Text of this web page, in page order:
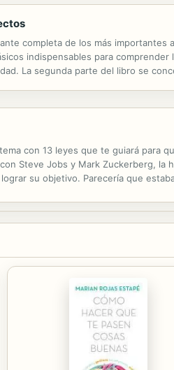
completa de los más
indispensables para
La segunda parte del libro se
con 13 leyes que te guiará para
Steve Jobs y Mark Zuckerberg,
su objetivo. Parecería que